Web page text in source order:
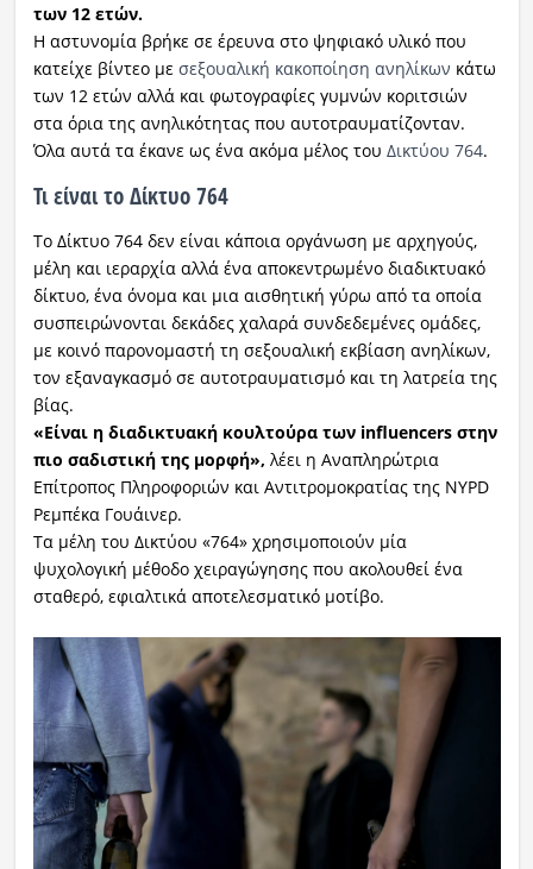
των 12 ετών.
Η αστυνομία βρήκε σε έρευνα στο ψηφιακό υλικό που
κατείχε βίντεο με σεξουαλική κακοποίηση ανηλίκων κάτω
των 12 ετών αλλά και φωτογραφίες γυμνών κοριτσιών
στα όρια της ανηλικότητας που αυτοτραυματίζονταν.
Όλα αυτά τα έκανε ως ένα ακόμα μέλος του Δικτύου 764.
Τι είναι το Δίκτυο 764
Το Δίκτυο 764 δεν είναι κάποια οργάνωση με αρχηγούς,
μέλη και ιεραρχία αλλά ένα αποκεντρωμένο διαδικτυακό
δίκτυο, ένα όνομα και μια αισθητική γύρω από τα οποία
συσπειρώνονται δεκάδες χαλαρά συνδεδεμένες ομάδες,
με κοινό παρονομαστή τη σεξουαλική εκβίαση ανηλίκων,
τον εξαναγκασμό σε αυτοτραυματισμό και τη λατρεία της
βίας.
«Είναι η διαδικτυακή κουλτούρα των influencers στην
πιο σαδιστική της μορφή», λέει η Αναπληρώτρια
Επίτροπος Πληροφοριών και Αντιτρομοκρατίας της NYPD
Ρεμπέκα Γουάινερ.
Τα μέλη του Δικτύου «764» χρησιμοποιούν μία
ψυχολογική μέθοδο χειραγώγησης που ακολουθεί ένα
σταθερό, εφιαλτικά αποτελεσματικό μοτίβο.